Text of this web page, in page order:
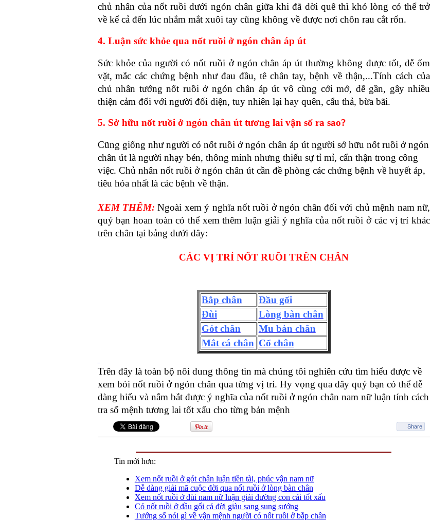
chủ nhân của nốt ruồi dưới ngón chân giữa khi đã dời quê thì khó lòng có thể trở
về kể cả đến lúc nhắm mắt xuôi tay cũng không về được nơi chôn rau cắt rốn.
4. Luận sức khỏe qua nốt ruồi ở ngón chân áp út
Sức khỏe của người có nốt ruồi ở ngón chân áp út thường không được tốt, dễ ốm
vặt, mắc các chứng bệnh như đau đầu, tê chân tay, bệnh về thận,...Tính cách của
chủ nhân tướng nốt ruồi ở ngón chân áp út vô cùng cởi mở, dễ gần, gây nhiều
thiện cảm đối với người đối diện, tuy nhiên lại hay quên, cẩu thả, bừa bãi.
5. Sở hữu nốt ruồi ở ngón chân út tương lai vận số ra sao?
Cũng giống như người có nốt ruồi ở ngón chân áp út người sở hữu nốt ruồi ở ngón
chân út là người nhạy bén, thông minh nhưng thiếu sự tỉ mỉ, cẩn thận trong công
việc. Chủ nhân nốt ruồi ở ngón chân út cần đề phòng các chứng bệnh về huyết áp,
tiêu hóa nhất là các bệnh về thận.
XEM THÊM: Ngoài xem ý nghĩa nốt ruồi ở ngón chân đối với chủ mệnh nam nữ,
quý bạn hoan toàn có thể xem thêm luận giải ý nghĩa của nốt ruồi ở các vị trí khác
trên chân tại bảng dưới đây:
CÁC VỊ TRÍ NỐT RUỒI TRÊN CHÂN
Bắp chân
Đầu gối
Đùi
Lòng bàn chân
Gót chân
Mu bàn chân
Mắt cá chân Cổ chân
Trên đây là toàn bộ nôi dung thông tin mà chúng tôi nghiên cứu tìm hiểu được về
xem bói nốt ruồi ở ngón chân qua từng vị trí. Hy vọng qua đây quý bạn có thể dễ
dàng hiểu và nắm bắt được ý nghĩa của nốt ruồi ở ngón chân nam nữ luận tính cách
tra số mệnh tương lai tốt xấu cho từng bản mệnh
Share
Tin mới hơn:
Xem nốt ruồi ở gót chân luận tiền tài, phúc vận nam nữ
Dễ dàng giải mã cuộc đời qua nốt ruồi ở lòng bàn chân
Xem nốt ruồi ở đùi nam nữ luận giải đường con cái tốt xấu
Có nốt ruồi ở đầu gối cả đời giàu sang sung sướng
Tướng số nói gì về vận mệnh người có nốt ruồi ở bắp chân